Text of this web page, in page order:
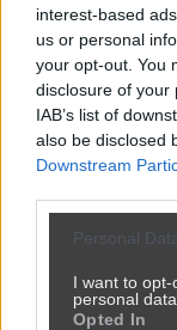
interest-based
us or personal
your opt-out. You
disclosure of your
IAB’s list of
also be disclosed
Downstream
Personal
I want to
personal data.
Opted In
0 11
PIS...
— 5